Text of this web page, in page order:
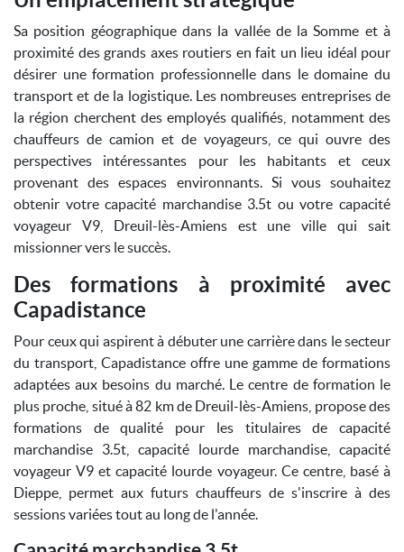
Sa position géographique dans la vallée de la Somme et à
proximité des grands axes routiers en fait un lieu idéal pour
désirer une formation professionnelle dans le domaine du
transport et de la logistique. Les nombreuses entreprises de
la région cherchent des employés qualifiés, notamment des
chauffeurs de camion et de voyageurs, ce qui ouvre des
perspectives intéressantes pour les habitants et ceux
provenant des espaces environnants. Si vous souhaitez
obtenir votre capacité marchandise 3.5t ou votre capacité
voyageur V9, Dreuil-lès-Amiens est une ville qui sait
missionner vers le succès.
Des formations à proximité avec
Capadistance
Pour ceux qui aspirent à débuter une carrière dans le secteur
du transport, Capadistance offre une gamme de formations
adaptées aux besoins du marché. Le centre de formation le
plus proche, situé à 82 km de Dreuil-lès-Amiens, propose des
formations de qualité pour les titulaires de capacité
marchandise 3.5t, capacité lourde marchandise, capacité
voyageur V9 et capacité lourde voyageur. Ce centre, basé à
Dieppe, permet aux futurs chauffeurs de s'inscrire à des
sessions variées tout au long de l'année.